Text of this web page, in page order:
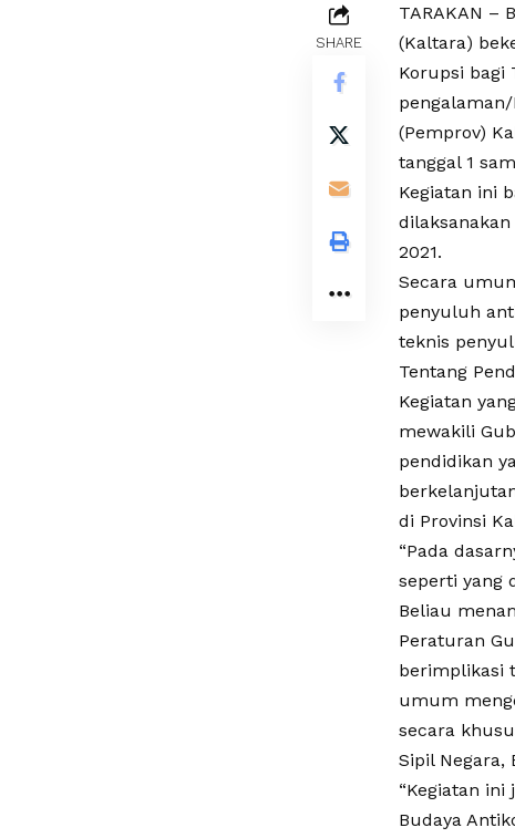
SHARE
TARAKAN –
(Kaltara)
Korupsi bagi
(Pemprov)
tanggal 1
Kegiatan ini
2021.
Secara
penyuluh
teknis
Tentang
Kegiatan
mewakili
pendidikan
di Provinsi
“Pada
seperti yang
Beliau
Peraturan
berimplikasi
umum
secara
Sipil Negara,
“Kegiatan
Budaya